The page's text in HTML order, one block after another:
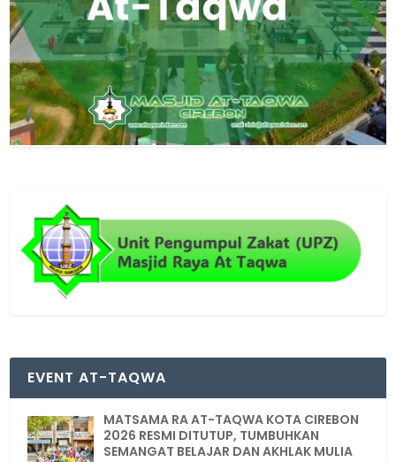
EVENT AT-TAQWA
MATSAMA RA AT-TAQWA KOTA CIREBON
2026 RESMI DITUTUP, TUMBUHKAN
SEMANGAT BELAJAR DAN AKHLAK MULIA